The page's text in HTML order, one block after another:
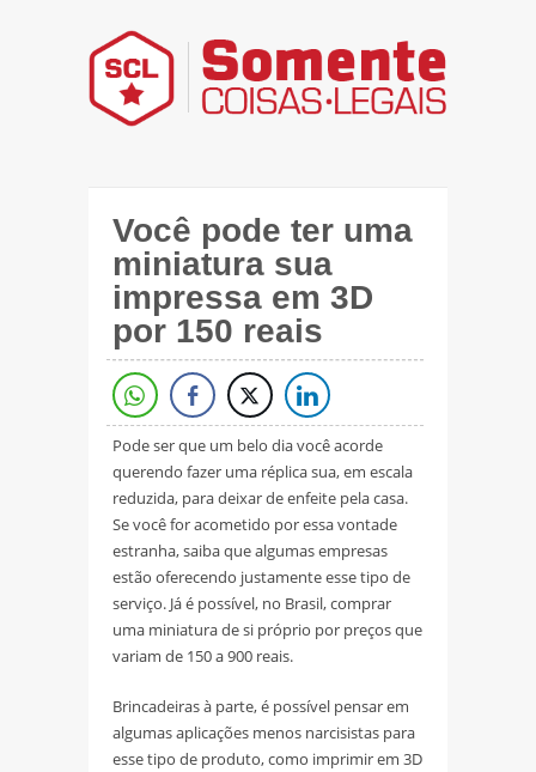
Você pode ter uma
miniatura sua
impressa em 3D
por 150 reais
Pode ser que um belo dia você acorde
querendo fazer uma réplica sua, em escala
reduzida, para deixar de enfeite pela casa.
Se você for acometido por essa vontade
estranha, saiba que algumas empresas
estão oferecendo justamente esse tipo de
serviço. Já é possível, no Brasil, comprar
uma miniatura de si próprio por preços que
variam de 150 a 900 reais.
Brincadeiras à parte, é possível pensar em
algumas aplicações menos narcisistas para
esse tipo de produto, como imprimir em 3D